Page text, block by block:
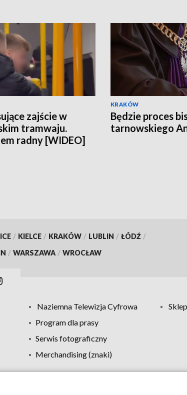
zajście w
tramwaju.
radny [WIDEO]
KRAKÓW
Będzie proces
tarnowskiego
/ KIELCE / KRAKÓW / LUBLIN / ŁÓDŹ /
/ WARSZAWA / WROCŁAW
Naziemna Telewizja Cyfrowa
Program dla prasy
Serwis fotograficzny
Merchandising (znaki)